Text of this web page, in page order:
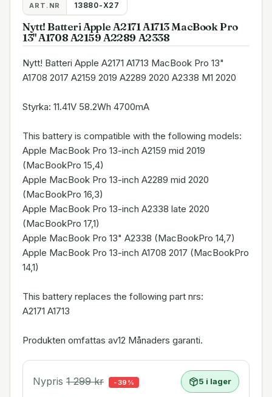
ART.NR 13880-X27
Nytt! Batteri Apple A2171 A1713 MacBook Pro
13" A1708 A2159 A2289 A2338
Nytt! Batteri Apple A2171 A1713 MacBook Pro 13"
A1708 2017 A2159 2019 A2289 2020 A2338 M1 2020
Styrka: 11.41V 58.2Wh 4700mA
This battery is compatible with the following models:
Apple MacBook Pro 13-inch A2159 mid 2019
(MacBookPro 15,4)
Apple MacBook Pro 13-inch A2289 mid 2020
(MacBookPro 16,3)
Apple MacBook Pro 13-inch A2338 late 2020
(MacBookPro 17,1)
Apple MacBook Pro 13" A2338 (MacBookPro 14,7)
Apple MacBook Pro 13-inch A1708 2017 (MacBookPro
14,1)
This battery replaces the following part nrs:
A2171 A1713
Produkten omfattas av12 Månaders garanti.
Nypris 1 299kr -39 % 5 i lager